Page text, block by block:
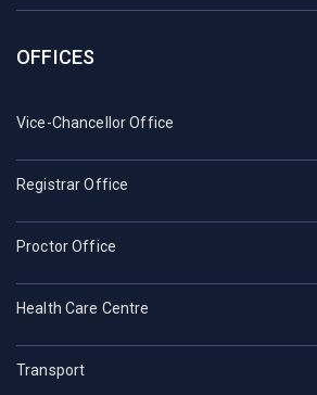
OFFICES
Vice-Chancellor Office
Registrar Office
Proctor Office
Health Care Centre
Transport